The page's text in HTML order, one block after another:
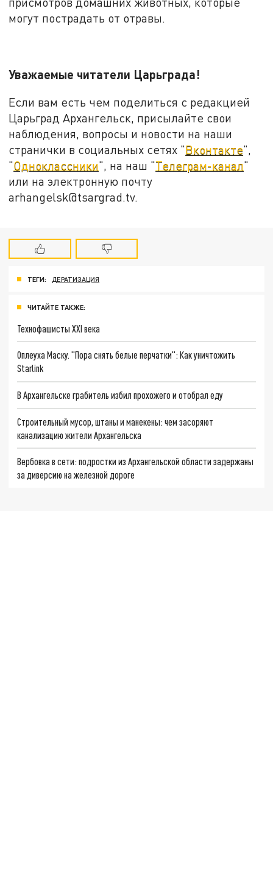
могут пострадать от отравы.
Уважаемые читатели Царьграда!
Если вам есть чем поделиться с редакцией
Царьград Архангельск, присылайте свои
наблюдения, вопросы и новости на наши
странички в социальных сетях "Вконтакте",
"Одноклассники", на наш "Телеграм-канал"
или на электронную почту
arhangelsk@tsargrad.tv.
ТЕГИ: ДЕРАТИЗАЦИЯ
ЧИТАЙТЕ ТАКЖЕ:
Технофашисты XXI века
Оплеуха Маску. "Пора снять белые перчатки": Как уничтожить
Starlink
В Архангельске грабитель избил прохожего и отобрал еду
Строительный мусор, штаны и манекены: чем засоряют
канализацию жители Архангельска
Вербовка в сети: подростки из Архангельской области задержаны
за диверсию на железной дороге